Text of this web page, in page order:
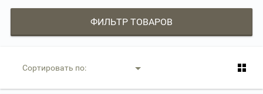
ФИЛЬТР ТОВАРОВ
Сортировать по: